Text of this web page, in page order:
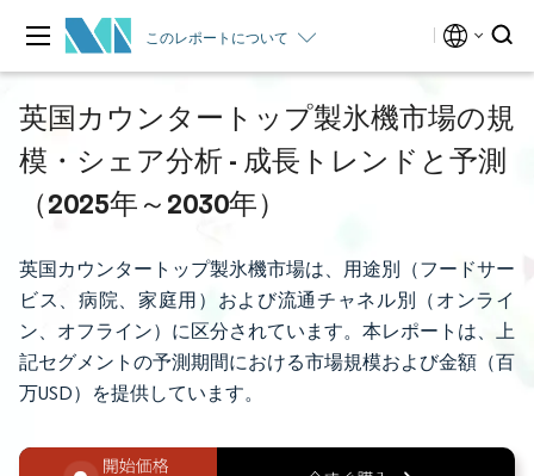
このレポートについて
英国カウンタートップ製氷機市場の規
模・シェア分析 - 成長トレンドと予測
（2025年～2030年）
英国カウンタートップ製氷機市場は、用途別（フードサー
ビス、病院、家庭用）および流通チャネル別（オンライ
ン、オフライン）に区分されています。本レポートは、上
記セグメントの予測期間における市場規模および金額（百
万USD）を提供しています。